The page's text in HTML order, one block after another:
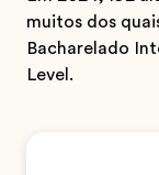
muitos dos
Bacharelado
Level.